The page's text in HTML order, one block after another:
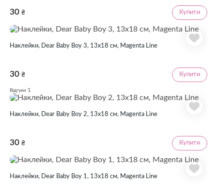
30 ₴ Купити
Наклейки, Dear Baby Boy 3, 13х18 см, Magenta Line
30 ₴ Купити
Відгуки 1
Наклейки, Dear Baby Boy 2, 13х18 см, Magenta Line
30 ₴ Купити
Наклейки, Dear Baby Boy 1, 13х18 см, Magenta Line